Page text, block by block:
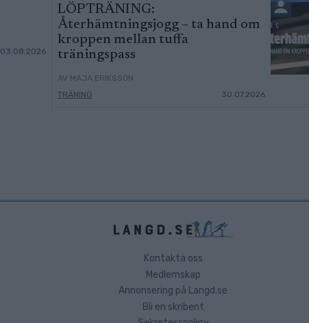
03.08.2026
LÖPTRÄNING:
Återhämtningsjogg – ta hand om
kroppen mellan tuffa
träningspass
AV MAJA ERIKSSON
TRÄNING
30.07.2026
Kontakta oss
Medlemskap
Annonsering på Langd.se
Bli en skribent